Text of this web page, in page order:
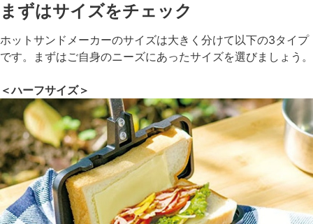
まずはサイズをチェック
ホットサンドメーカーのサイズは大きく分けて以下の3タイプ
です。まずはご自身のニーズにあったサイズを選びましょう。
＜ハーフサイズ＞